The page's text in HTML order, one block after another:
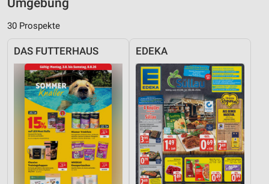
Umgebung
30 Prospekte
DAS FUTTERHAUS EDEKA